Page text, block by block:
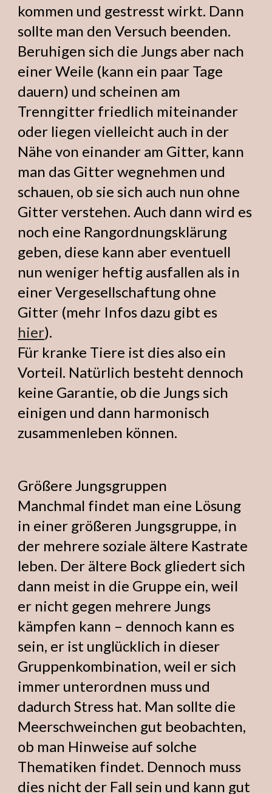
kommen und gestresst wirkt. Dann
sollte man den Versuch beenden.
Beruhigen sich die Jungs aber nach
einer Weile (kann ein paar Tage
dauern) und scheinen am
Trenngitter friedlich miteinander
oder liegen vielleicht auch in der
Nähe von einander am Gitter, kann
man das Gitter wegnehmen und
schauen, ob sie sich auch nun ohne
Gitter verstehen. Auch dann wird es
noch eine Rangordnungsklärung
geben, diese kann aber eventuell
nun weniger heftig ausfallen als in
einer Vergesellschaftung ohne
Gitter (mehr Infos dazu gibt es
hier).
Für kranke Tiere ist dies also ein
Vorteil. Natürlich besteht dennoch
keine Garantie, ob die Jungs sich
einigen und dann harmonisch
zusammenleben können.
Größere Jungsgruppen
Manchmal findet man eine Lösung
in einer größeren Jungsgruppe, in
der mehrere soziale ältere Kastrate
leben. Der ältere Bock gliedert sich
dann meist in die Gruppe ein, weil
er nicht gegen mehrere Jungs
kämpfen kann – dennoch kann es
sein, er ist unglücklich in dieser
Gruppenkombination, weil er sich
immer unterordnen muss und
dadurch Stress hat. Man sollte die
Meerschweinchen gut beobachten,
ob man Hinweise auf solche
Thematiken findet. Dennoch muss
dies nicht der Fall sein und kann gut